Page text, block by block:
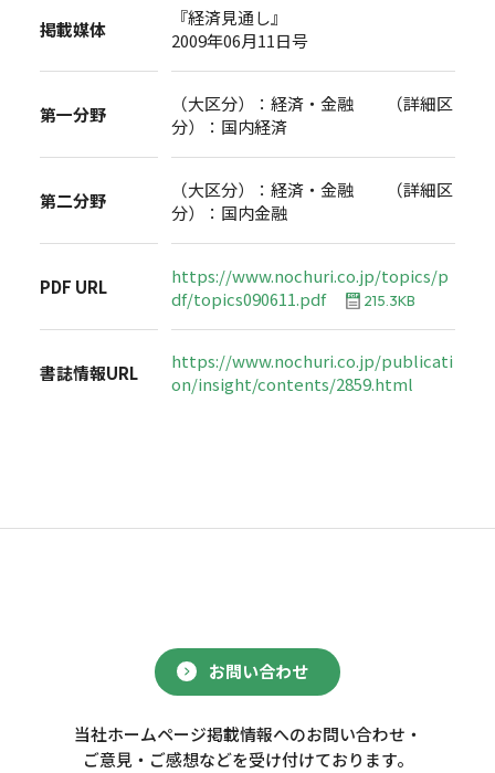
掲載媒体
『経済見通し』
2009年06月11日号
第一分野
（大区分）：経済・金融 （詳細区
分）：国内経済
第二分野
（大区分）：経済・金融 （詳細区
分）：国内金融
PDF URL
https://www.nochuri.co.jp/topics/p
df/topics090611.pdf
215.3KB
書誌情報URL
https://www.nochuri.co.jp/publicati
on/insight/contents/2859.html
お問い合わせ
当社ホームページ掲載情報へのお問い合わせ・
ご意見・ご感想などを受け付けております。